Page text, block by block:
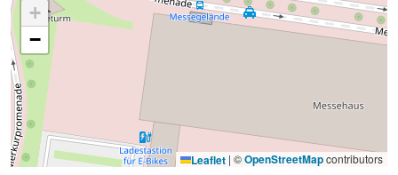
+
−
Leaflet | ©OpenStreetMapcontributors